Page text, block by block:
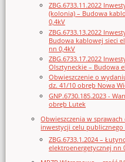
ZBG.6733.11.2022
(kolonia) – Budowa
0,4kV
ZBG.6733.13.2022
Budowa kablowej sieci
nn 0,4kV
ZBG.6733.17.2022
Olsztyneckie – Budowa
Obwieszczenie o
dz. 41/10 obręb Nowa
GNP.6730.185.2023 -
obręb Lutek
Obwieszczenia w
inwestycji celu publicznego
ZBG.6733.1.2024 –
elektroenergetycznej nn